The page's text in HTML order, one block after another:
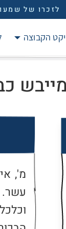
לזכרו של
הקבוצה